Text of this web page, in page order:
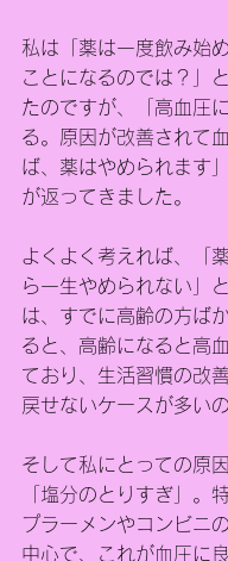
私は「薬は一度飲み始
ことになるのでは？」
たのですが、「高血圧
る。原因が改善されて
ば、薬はやめられます
が返ってきました。
よくよく考えれば、「
ら一生やめられない」
は、すでに高齢の方ば
ると、高齢になると高
ており、生活習慣の改
戻せないケースが多い
そして私にとっての原
「塩分のとりすぎ」。
プラーメンやコンビニ
中心で、これが血圧に